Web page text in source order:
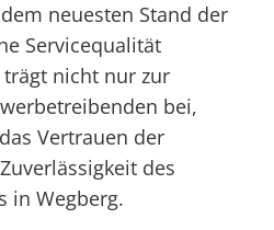
neuesten Stand der
Servicequalität
nicht nur zur
bei,
Vertrauen der
des
in Wegberg.